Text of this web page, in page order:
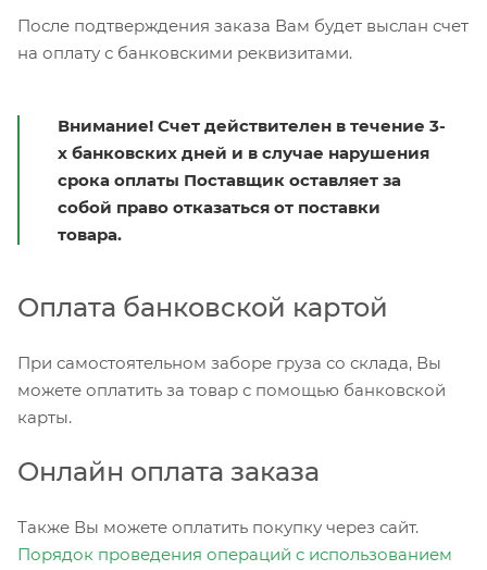
После подтверждения заказа Вам будет выслан счет
на оплату с банковскими реквизитами.
Внимание! Счет действителен в течение 3-
х банковских дней и в случае нарушения
срока оплаты Поставщик оставляет за
собой право отказаться от поставки
товара.
Оплата банковской картой
При самостоятельном заборе груза со склада, Вы
можете оплатить за товар с помощью банковской
карты.
Онлайн оплата заказа
Также Вы можете оплатить покупку через сайт.
Порядок проведения операций с использованием